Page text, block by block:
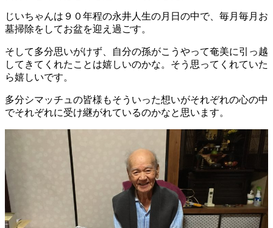
じいちゃんは９０年程の永井人生の月日の中で、毎月毎月お
墓掃除をしてお盆を迎え過ごす。
そして多分思いがけず、自分の孫がこうやって奄美に引っ越
してきてくれたことは嬉しいのかな。そう思ってくれていた
ら嬉しいです。
多分シマッチュの皆様もそういった想いがそれぞれの心の中
でそれぞれに受け継がれているのかなと思います。